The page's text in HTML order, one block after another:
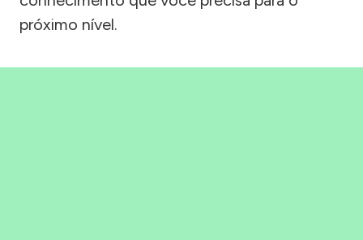
próximo nível.